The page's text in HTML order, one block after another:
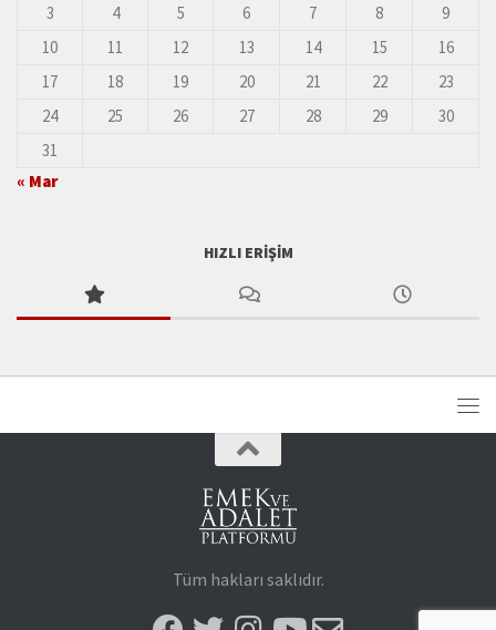
3
4 5 6 7 8
9
10
11 12 13 14 15
16
17
18 19 20 21 22
23
24
25 26 27 28 29
30
31
« Mar
HIZLI ERIŞIM
Tüm hakları saklıdır.